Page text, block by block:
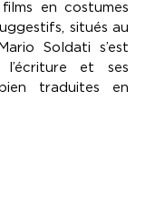
en costumes
situés au
Soldati s’est
l’écriture et ses
traduites en